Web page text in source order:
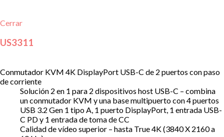
Cerrar
US3311
Conmutador KVM 4K DisplayPort USB-C de 2 puertos con paso
de corriente
Solución 2 en 1 para 2 dispositivos host USB-C – combina
un conmutador KVM y una base multipuerto con 4 puertos
USB 3.2 Gen 1 tipo A, 1 puerto DisplayPort, 1 entrada USB-
C PD y 1 entrada de toma de CC
Calidad de vídeo superior – hasta True 4K (3840 X 2160 a